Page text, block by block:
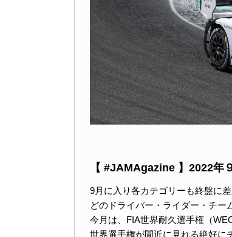
【 #JAMAgazine 】2022年
9月に入り各カテゴリーも終盤に
どのドライバー・ライダー・チー
今月は、FIA世界耐久選手権（
世界選手権が間近に見れる絶好に